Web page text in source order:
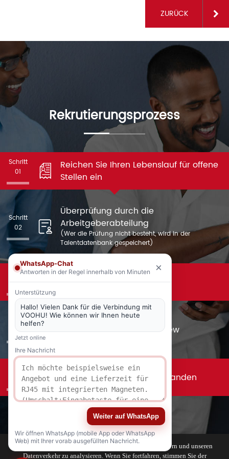
ZURÜCK
Rekrutierungsprozess
Schritt
01
Reichen Sie Ihren Lebenslauf für offene
Stellen ein
Schritt
02
Überprüfung durch die
Arbeitgeberabteilung
(Wer die Prüfung nicht besteht, wird in der
Talentdatenbank gespeichert)
Schritt
03
Benachrichtigung über
Schritt
04
Professioneller Test/Interview
Schritt
05
Vorstellungsgespräch bestanden
Willkommen bei VOOHU
Wir verwenden Cookies, um Ihr Surferlebnis zu verbessern und unseren
Datenverkehr zu analysieren. Wenn Sie fortfahren, stimmen Sie der
WhatsApp-Chat
Antworten in der Regel innerhalb von Minuten ×
Unterstützung
Hallo! Vielen Dank für die Verbindung mit
VOOHU! Wie können wir Ihnen heute
helfen?
Jetzt online
Ihre Nachricht
Weiter auf WhatsApp
Wir öffnen WhatsApp (mobile App oder WhatsApp
Web) mit Ihrer vorab ausgefüllten Nachricht.